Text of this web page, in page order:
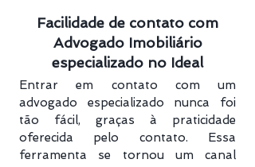
Facilidade de contato com
Advogado Imobiliário
especializado no Ideal
Entrar em contato com um
advogado especializado nunca foi
tão fácil, graças à praticidade
oferecida pelo contato. Essa
ferramenta se tornou um canal